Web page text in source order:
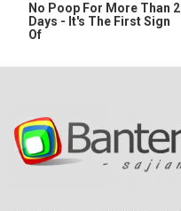
No Poop For More Than 2
Days - It's The First Sign
Of